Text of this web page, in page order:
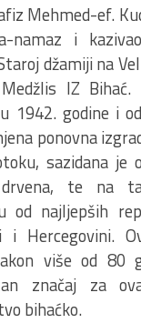
Mehmed-ef.
namaz i
džamiji na
IZ Bihać.
1942. godine i
ponovna
sazidana je
te na
od najljepših
i Hercegovini.
više od 80
značaj za
bihaćko.